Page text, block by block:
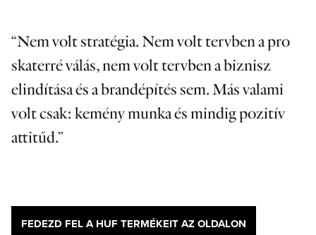
Nem volt stratégia. Nem volt tervben a pro
skaterré válás, nem volt tervben a biznisz
elindítása és a brandépítés sem. Más valami
volt csak: kemény munka és mindig pozitív
attitűd.
FEDEZD FEL A HUF TERMÉKEIT AZ OLDALON